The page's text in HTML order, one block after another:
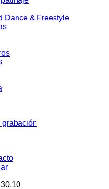
Dance & Freestyle
grabación